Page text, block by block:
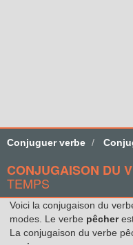
Conjuguer verbe
CONJUGAISON DU
TEMPS
Voici la conjugaison du
modes. Le verbe pêcher
La conjugaison du verbe